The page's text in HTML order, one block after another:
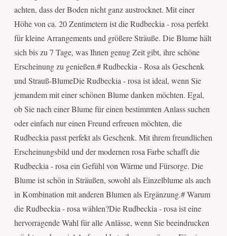
achten, dass der Boden nicht ganz austrocknet. Mit einer
Höhe von ca. 20 Zentimetern ist die Rudbeckia - rosa perfekt
für kleine Arrangements und größere Sträuße. Die Blume hält
sich bis zu 7 Tage, was Ihnen genug Zeit gibt, ihre schöne
Erscheinung zu genießen.# Rudbeckia - Rosa als Geschenk
und Strauß-BlumeDie Rudbeckia - rosa ist ideal, wenn Sie
jemandem mit einer schönen Blume danken möchten. Egal,
ob Sie nach einer Blume für einen bestimmten Anlass suchen
oder einfach nur einen Freund erfreuen möchten, die
Rudbeckia passt perfekt als Geschenk. Mit ihrem freundlichen
Erscheinungsbild und der modernen rosa Farbe schafft die
Rudbeckia - rosa ein Gefühl von Wärme und Fürsorge. Die
Blume ist schön in Sträußen, sowohl als Einzelblume als auch
in Kombination mit anderen Blumen als Ergänzung.# Warum
die Rudbeckia - rosa wählen?Die Rudbeckia - rosa ist eine
hervorragende Wahl für alle Anlässe, wenn Sie beeindrucken